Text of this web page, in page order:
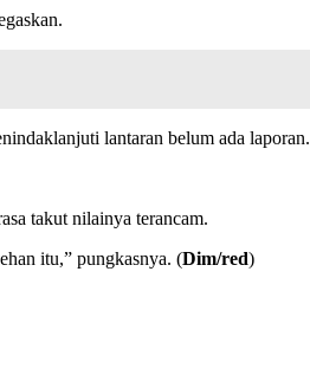
lantaran belum ada laporan.
takut nilainya terancam.
itu,” pungkasnya. (Dim/red)